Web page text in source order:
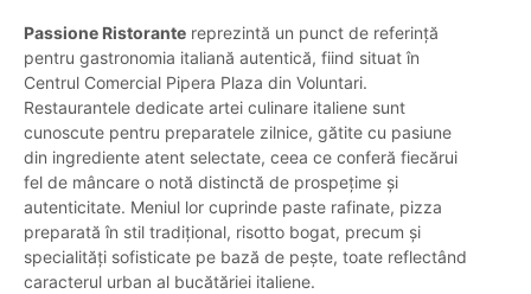
Passione Ristorante reprezintă un punct de referință
pentru gastronomia italiană autentică, fiind situat în
Centrul Comercial Pipera Plaza din Voluntari.
Restaurantele dedicate artei culinare italiene sunt
cunoscute pentru preparatele zilnice, gătite cu pasiune
din ingrediente atent selectate, ceea ce conferă fiecărui
fel de mâncare o notă distinctă de prospețime și
autenticitate. Meniul lor cuprinde paste rafinate, pizza
preparată în stil tradițional, risotto bogat, precum și
specialități sofisticate pe bază de pește, toate reflectând
caracterul urban al bucătăriei italiene.